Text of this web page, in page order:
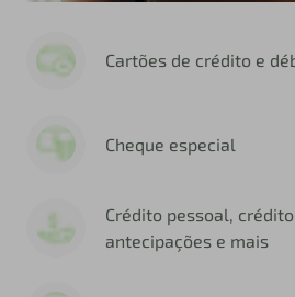
Cartões de crédito e
Cheque especial
Crédito pessoal,
antecipações e mais